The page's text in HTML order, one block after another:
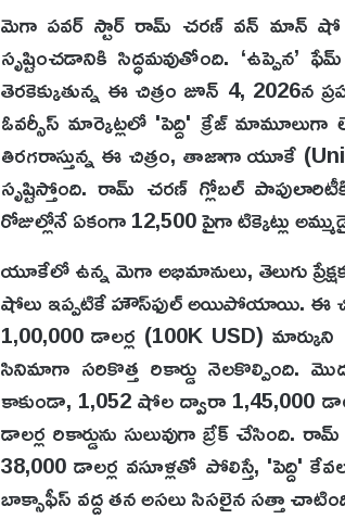
మెగా పవర్ స్టార్ రామ్ చరణ్ వన్ మాన్ షో
సృష్టించడానికి సిద్ధమవుతోంది. ‘ఉప్పెన’
తెరకెక్కుతున్న ఈ చిత్రం జూన్ 4, 2026న
ఓవర్సీస్ మార్కెట్లలో 'పెద్ది' క్రేజ్ మామూలుగా
తిరగరాస్తున్న ఈ చిత్రం, తాజాగా యూకే
సృష్టిస్తోంది. రామ్ చరణ్ గ్లోబల్
రోజుల్లోనే ఏకంగా 12,500 పైగా టిక్కెట్లు
యూకేలో ఉన్న మెగా అభిమానులు, తెలుగు
షోలు ఇప్పటికే హౌస్‌ఫుల్ అయిపోయాయి. ఈ
1,00,000 డాలర్ల (100K USD)
సినిమాగా సరికొత్త రికార్డు నెలకొల్పింది.
కాకుండా, 1,052 షోల ద్వారా 1,45,000
డాలర్ల రికార్డును సులువుగా బ్రేక్
38,000 డాలర్ల వసూళ్లతో పోలిస్తే, 'పెద్ది'
బాక్సాఫీస్ వద్ద తన అసలు సిసలైన సత్తా